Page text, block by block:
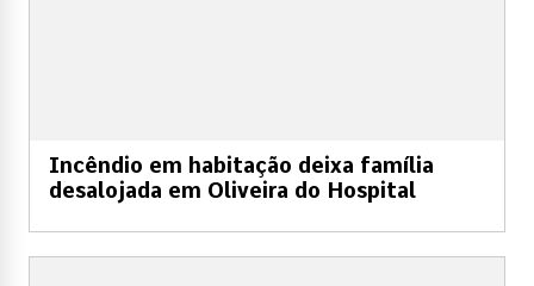
Incêndio em habitação deixa família
desalojada em Oliveira do Hospital